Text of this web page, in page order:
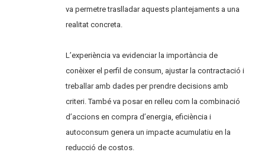
va permetre traslladar aquests plantejaments a una
realitat concreta.
L’experiència va evidenciar la importància de
conèixer el perfil de consum, ajustar la contractació i
treballar amb dades per prendre decisions amb
criteri. També va posar en relleu com la combinació
d’accions en compra d’energia, eficiència i
autoconsum genera un impacte acumulatiu en la
reducció de costos.